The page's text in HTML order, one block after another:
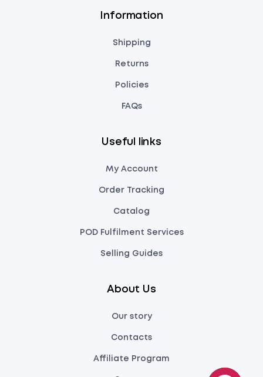
Information
Shipping
Returns
Policies
FAQs
Useful links
My Account
Order Tracking
Catalog
POD Fulfilment Services
Selling Guides
About Us
Our story
Contacts
Affiliate Program